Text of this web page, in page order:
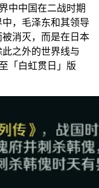
中中国在二战时期
，毛泽东和其领导
消灭，而是在日本
之外的世界线与
「白虹贯日」版